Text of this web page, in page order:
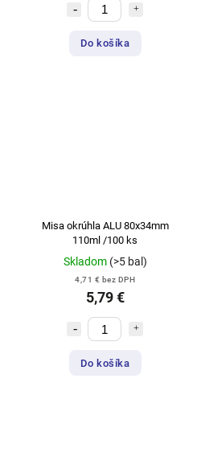
Do košíka
Misa okrúhla ALU 80x34mm
110ml /100 ks
Skladom (>5 bal)
4,71 € bez DPH
5,79 €
Do košíka